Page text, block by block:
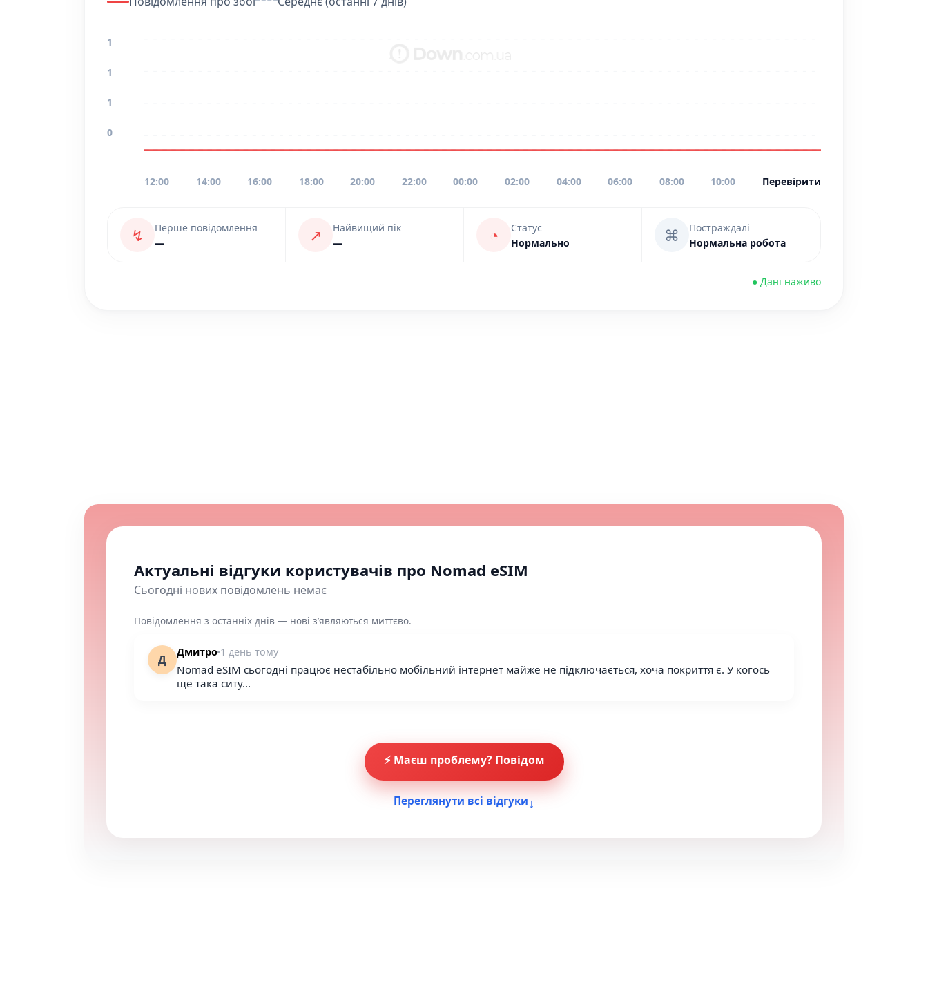
1
1
1
0
12:00 14:00 16:00 18:00 20:00 22:00 00:00 02:00 04:00 06:00 08:00 10:00 Перевірити
↯
Перше повідомлення
—
↗
Найвищий пік
—
◔
Статус
Нормально
⌘
Постраждалі
Нормальна робота
● Дані наживо
Актуальні відгуки користувачів про Nomad eSIM
Сьогодні нових повідомлень немає
Повідомлення з останніх днів — нові з’являються миттєво.
Д
Дмитро 1 день тому
Nomad eSIM сьогодні працює нестабільно мобільний інтернет майже не підключається, хоча покриття є. У когось
ще така ситу...
⚡ Маєш проблему? Повідом
Переглянути всі відгуки ↓